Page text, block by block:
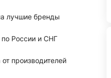
лучшие бренды
России и СНГ
производителей